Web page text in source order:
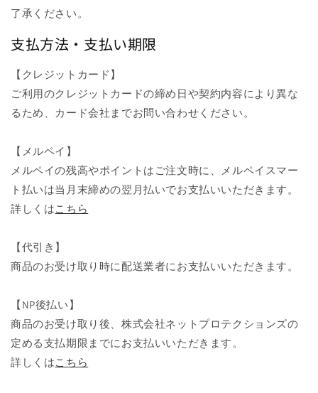
了承ください。
支払方法・支払い期限
【クレジットカード】
ご利用のクレジットカードの締め日や契約内容により異な
るため、カード会社までお問い合わせください。
【メルペイ】
メルペイの残高やポイントはご注文時に、メルペイスマー
ト払いは当月末締めの翌月払いでお支払いいただきます。
詳しくはこちら
【代引き】
商品のお受け取り時に配送業者にお支払いいただきます。
【NP後払い】
商品のお受け取り後、株式会社ネットプロテクションズの
定める支払期限までにお支払いいただきます。
詳しくはこちら